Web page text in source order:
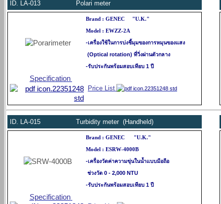
ID. LA-013 Polari meter
Brand : GENEC "U.K."
Model : EWZZ-2A
-เครื่องใช้ในการบ่งชี้มุมของการหมุนของแสง
(Optical rotation) ที่วิ่งผ่านตัวกลาง
-รับประกันพร้อมสอบเทียบ 1 ปี
Specification
Price List
ID. LA-015 Turbidity meter (Handheld)
Brand : GENEC "U.K."
Model : ESRW-4000B
-เครื่องวัดค่าความขุ่นในน้ำแบบมือถือ
ช่วงวัด 0 - 2,000 NTU
-รับประกันพร้อมสอบเทียบ 1 ปี
Specification